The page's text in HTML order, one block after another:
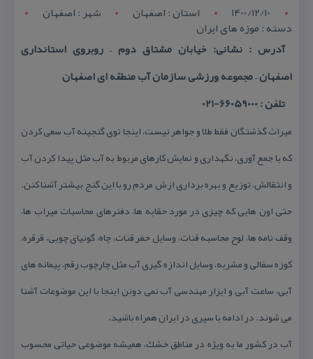
1400/12/10
استان : اصفهان شهر : اصفهان
دسته : موزه های ایران
آدرس : نشانی: خیابان مشتاق دوم – روبروی استانداری
اصفهان – مجموعه ورزشی سازمان آب منطقه ای اصفهان
تلفن : 66059000-021
میراث گذشتگان فقط طلا و جواهر نیست، اینجا توی گنجینه آب سعی كردن
كه با جمع آوری، نگهداری و نمایش كارهای مربوط به آب مثل پیدا كردن آب
و انتقالش، توزیع و بهره برداری ازش مردم رو با این گنج بیشتر آشنا كنن.
حتی اون هایی كه چیزی در مورد حقابه ها، دفترهای محاسبات میراب ها،
وقف نامه ها، لوح محاسبه قنات، وسایل حفر قنات، چاه، گونیای چوبی، قرقره،
كوزه سفالی و مشربه، وسایل اندازه گیری آب مثل چارچوب رقم، پیمانه های
آبی، ساعت آبی و ابزار مهندسی آب نمی دونن اینجا با این موضوعات آشنا
می شوند. در ادامه با سیری در ایران همراه باشید.
آب در كشور ما به ویژه در مناطق خشك، همیشه موضوعی حیاتی محسوب